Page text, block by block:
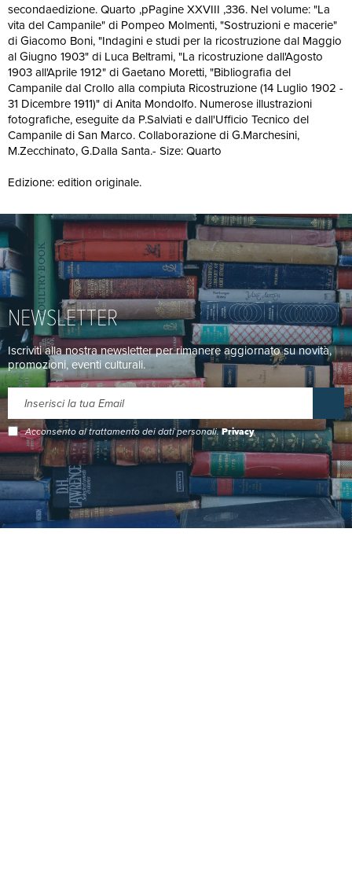
secondaedizione. Quarto ,pPagine XXVIII ,336. Nel volume: "La
vita del Campanile" di Pompeo Molmenti, "Sostruzioni e macerie"
di Giacomo Boni, "Indagini e studi per la ricostruzione dal Maggio
al Giugno 1903" di Luca Beltrami, "La ricostruzione dall'Agosto
1903 all'Aprile 1912" di Gaetano Moretti, "Bibliografia del
Campanile dal Crollo alla compiuta Ricostruzione (14 Luglio 1902 -
31 Dicembre 1911)" di Anita Mondolfo. Numerose illustrazioni
fotografiche, eseguite da P.Salviati e dall'Ufficio Tecnico del
Campanile di San Marco. Collaborazione di G.Marchesini,
M.Zecchinato, G.Dalla Santa.- Size: Quarto
Edizione: edition originale.
NEWSLETTER
Iscriviti alla nostra newsletter per rimanere aggiornato su novità,
promozioni, eventi culturali.
Acconsento al trattamento dei dati personali.Privacy